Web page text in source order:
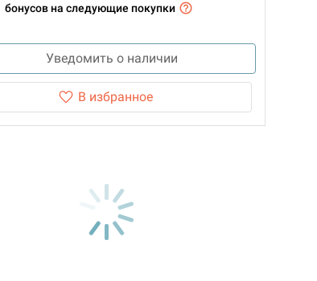
бонусов на следующие покупки
Уведомить о наличии
В избранное